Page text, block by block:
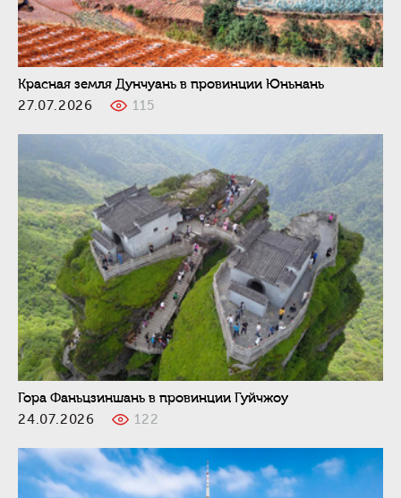
Красная земля Дунчуань в провинции Юньнань
27.07.2026
115
Гора Фаньцзиншань в провинции Гуйчжоу
24.07.2026
122